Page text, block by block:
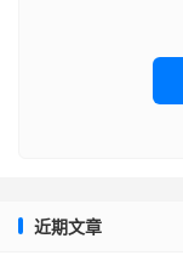
近期文章